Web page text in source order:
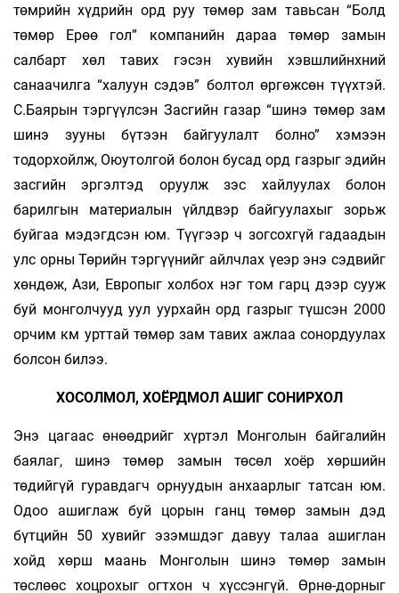
төмрийн хүдрийн орд руу төмөр зам тавьсан “Болд
төмөр Ерөө гол” компанийн дараа төмөр замын
салбарт хөл тавих гэсэн хувийн хэвшлийнхний
санаачилга “халуун сэдэв” болтол өргөжсөн түүхтэй.
С.Баярын тэргүүлсэн Засгийн газар “шинэ төмөр зам
шинэ зууны бүтээн байгуулалт болно” хэмээн
тодорхойлж, Оюутолгой болон бусад орд газ­рыг эдийн
засгийн эргэлтэд оруулж зэс хай­луулах болон
барилгын материалын үйлдвэр байгуулахыг зорьж
буйгаа мэдэгдсэн юм. Түүгээр ч зогсохгүй гадаадын
улс орны Төрийн тэргүүнийг айлчлах үеэр энэ сэдвийг
хөндөж, Ази, Европыг холбох нэг том гарц дээр сууж
буй монголчууд уул уурхайн орд газрыг түшсэн 2000
орчим км урттай төмөр зам тавих ажлаа сонордуулах
болсон билээ.
ХОСОЛМОЛ, ХОЁРДМОЛ АШИГ СОНИРХОЛ
Энэ цагаас өнөөдрийг хүртэл Монголын байгалийн
баялаг, шинэ төмөр замын төсөл хоёр хөршийн
төдийгүй гуравдагч орнуудын анхаарлыг татсан юм.
Одоо ашиглаж буй цорын ганц төмөр замын дэд
бүтцийн 50 хувийг эзэмшдэг давуу талаа ашиглан
хойд хөрш маань Монголын шинэ төмөр замын
төслөөс хоцрохыг огтхон ч хүссэнгүй. Өрнө-дорныг